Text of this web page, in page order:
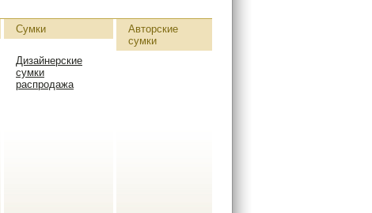
Сумки
Дизайнерские
сумки
распродажа
Авторские
сумки